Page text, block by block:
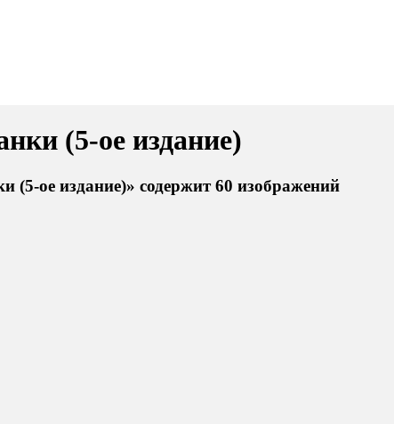
(5-ое издание)
(5-ое издание)» содержит 60 изображений